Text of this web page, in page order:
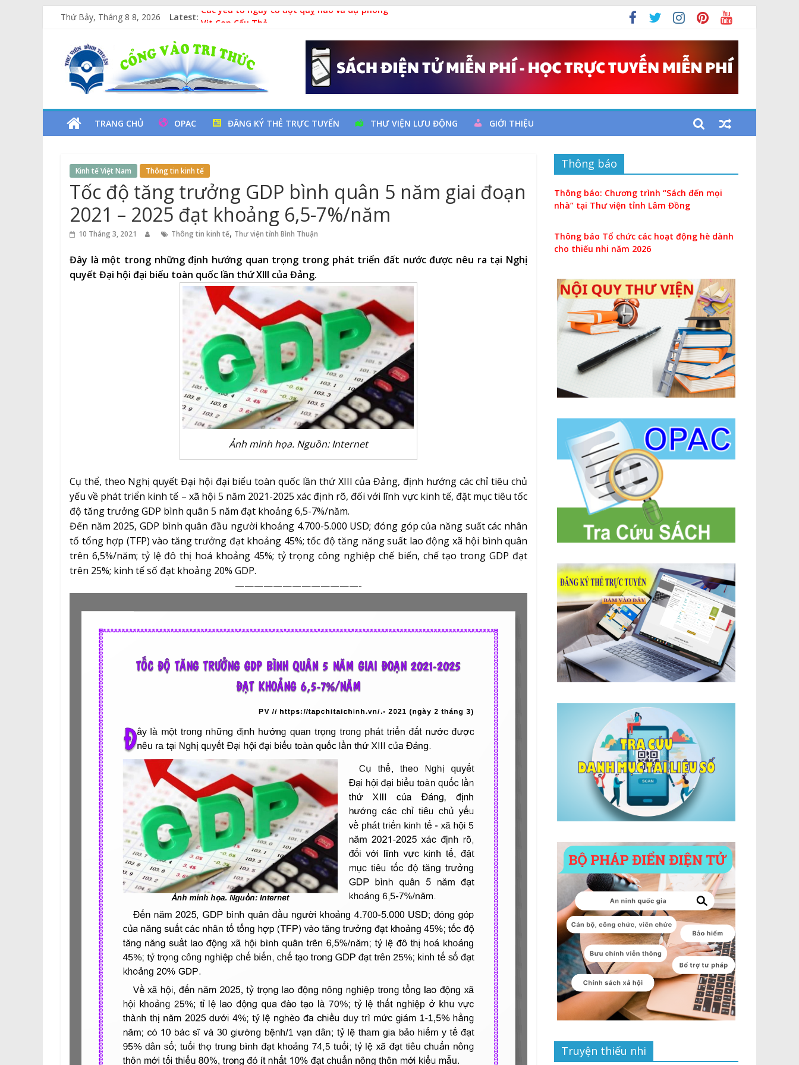
Thứ Bảy, Tháng 8 8, 2026 Latest: Các yếu tố nguy cơ đột quỵ não và dự phòng
Lan tỏa văn hóa đọc qua chương trình giao lưu và trao tặng sách cho thiếu nhi
Kỷ niệm 97 năm Ngày thành lập Công đoàn Việt Nam (28/7/1929 – 28/7/2026)
Xe Lu Và Xe Ca
Thư
Viện
Tỉnh
Bình
Thuận
Cổng
Vào
Tri
Thức
TRANG CHỦ OPAC ĐĂNG KÝ THẺ TRỰC TUYẾN THƯ VIỆN LƯU ĐỘNG GIỚI THIỆU
Kinh tế Việt Nam Thông tin kinh tế
Tốc độ tăng trưởng GDP bình quân 5 năm giai đoạn
2021 – 2025 đạt khoảng 6,5-7%/năm
10 Tháng 3, 2021 Thông tin kinh tế, Thư viện tỉnh Bình Thuận
Đây là một trong những định hướng quan trọng trong phát triển đất nước được nêu ra tại Nghị
quyết Đại hội đại biểu toàn quốc lần thứ XIII của Đảng.
Ảnh minh họa. Nguồn: Internet
Cụ thể, theo Nghị quyết Đại hội đại biểu toàn quốc lần thứ XIII của Đảng, định hướng các chỉ tiêu chủ
yếu về phát triển kinh tế – xã hội 5 năm 2021-2025 xác định rõ, đối với lĩnh vực kinh tế, đặt mục tiêu tốc
độ tăng trưởng GDP bình quân 5 năm đạt khoảng 6,5-7%/năm.
Đến năm 2025, GDP bình quân đầu người khoảng 4.700-5.000 USD; đóng góp của năng suất các nhân
tố tổng hợp (TFP) vào tăng trưởng đạt khoảng 45%; tốc độ tăng năng suất lao động xã hội bình quân
trên 6,5%/năm; tỷ lệ đô thị hoá khoảng 45%; tỷ trọng công nghiệp chế biến, chế tạo trong GDP đạt
trên 25%; kinh tế số đạt khoảng 20% GDP.
—————————————-
Thông báo
Thông báo: Chương trình “Sách đến mọi
nhà” tại Thư viện tỉnh Lâm Đồng
Thông báo Tổ chức các hoạt động hè dành
cho thiếu nhi năm 2026
Truyện thiếu nhi